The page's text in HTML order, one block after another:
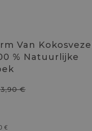
Van Kokosvezel
% Natuurlijke
€
€